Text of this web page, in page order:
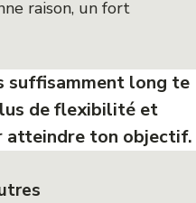
raison, un fort
suffisamment long te
de flexibilité et
atteindre ton objectif.